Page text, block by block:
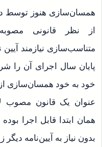
همسان‌سازی هنوز توسط
از نظر قانونی
متناسب‌سازی نیازمند
پایان سال اجرای آن را
عنوان یک قانون مصوب
همان ابتدا قابل اجرا
بدون نیاز به آیین‌نامه دیگر